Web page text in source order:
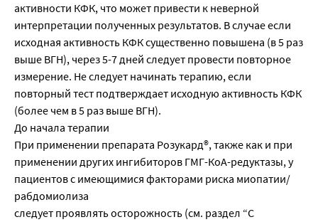
активности КФК, что может привести к неверной
интерпретации полученных результатов. В случае если
исходная активность КФК существенно повышена (в 5 раз
выше ВГН), через 5-7 дней следует провести повторное
измерение. Не следует начинать терапию, если
повторный тест подтверждает исходную активность КФК
(более чем в 5 раз выше ВГН).
До начала терапии
При применении препарата Розукард®, также как и при
применении других ингибиторов ГМГ-КоА-редуктазы, у
пациентов с имеющимися факторами риска миопатии/
рабдомиолиза
следует проявлять осторожность (см. раздел “С